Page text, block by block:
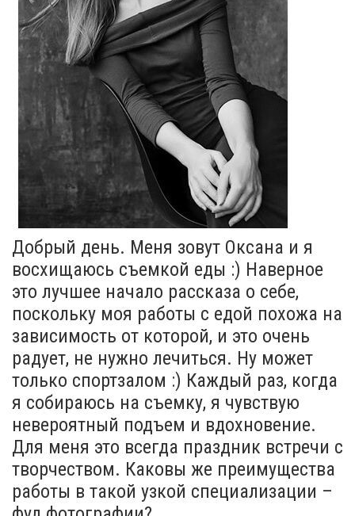
Добрый день. Меня зовут Оксана и я
восхищаюсь съемкой еды :) Наверное
это лучшее начало рассказа о себе,
поскольку моя работы с едой похожа на
зависимость от которой, и это очень
радует, не нужно лечиться. Ну может
только спортзалом :) Каждый раз, когда
я собираюсь на съемку, я чувствую
невероятный подъем и вдохновение.
Для меня это всегда праздник встречи с
творчеством. Каковы же преимущества
работы в такой узкой специализации –